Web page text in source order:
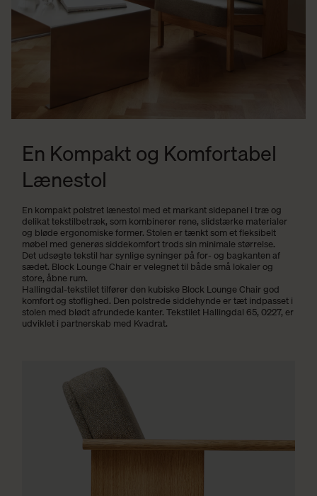
En Kompakt og Komfortabel
Lænestol
En kompakt polstret lænestol med et markant sidepanel i træ og
delikat tekstilbetræk, som kombinerer rene, slidstærke materialer
og bløde ergonomiske former. Stolen er tænkt som et fleksibelt
møbel med generøs siddekomfort trods sin minimale størrelse.
Det udsøgte tekstil har synlige syninger på for- og bagkanten af
sædet. Block Lounge Chair er velegnet til både små lokaler og
store, åbne rum.
Hallingdal-tekstilet tilfører den kubiske Block Lounge Chair god
komfort og stoflighed. Den polstrede siddehynde er tæt indpasset i
stolen med blødt afrundede kanter. Tekstilet Hallingdal 65, 0227, er
udviklet i partnerskab med Kvadrat.